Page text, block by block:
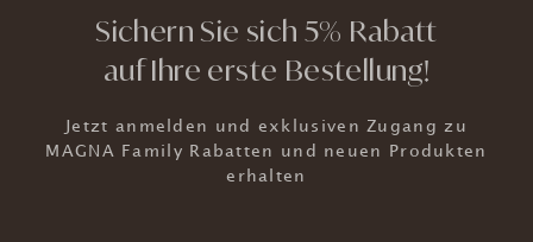
Sichern Sie sich 5% Rabatt
auf Ihre erste Bestellung!
Jetzt anmelden und exklusiven Zugang zu
MAGNA Family Rabatten und neuen Produkten
erhalten